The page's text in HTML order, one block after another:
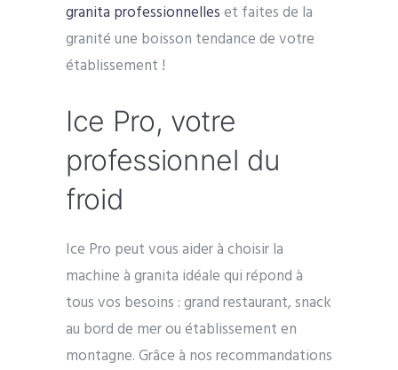
granita professionnelleset faites de la
granité une boisson tendance de votre
établissement !
Ice Pro, votre
professionnel du
froid
Ice Pro peut vous aider à choisir la
machine à granita idéale qui répond à
tous vos besoins : grand restaurant, snack
au bord de mer ou établissement en
montagne. Grâce à nos recommandations